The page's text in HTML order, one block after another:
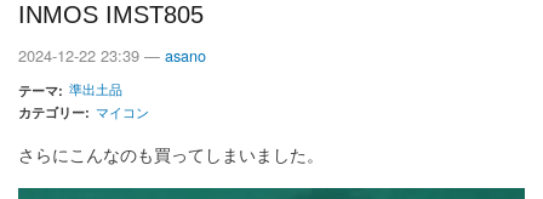
INMOS IMST805
2024-12-22 23:39 — asano
テーマ 準出土品
カテゴリー マイコン
さらにこんなのも買ってしまいました。